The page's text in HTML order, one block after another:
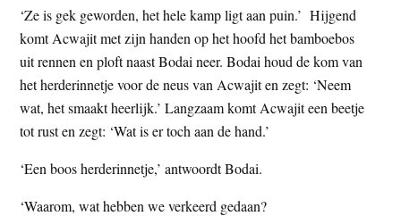
‘Ze is gek geworden, het hele kamp ligt aan puin.’ Hijgend
komt Acwajit met zijn handen op het hoofd het bamboebos
uit rennen en ploft naast Bodai neer. Bodai houd de kom van
het herderinnetje voor de neus van Acwajit en zegt: ‘Neem
wat, het smaakt heerlijk.’ Langzaam komt Acwajit een beetje
tot rust en zegt: ‘Wat is er toch aan de hand.’
‘Een boos herderinnetje,’ antwoordt Bodai.
‘Waarom, wat hebben we verkeerd gedaan?